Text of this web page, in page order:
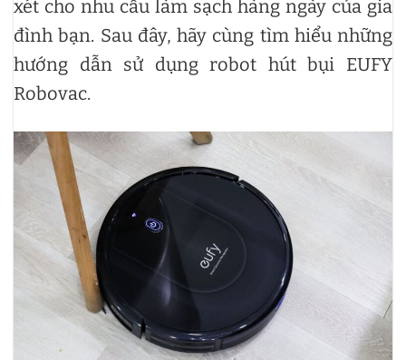
xét cho nhu cầu làm sạch hàng ngày của gia
đình bạn. Sau đây, hãy cùng tìm hiểu những
hướng dẫn sử dụng robot hút bụi EUFY
Robovac.